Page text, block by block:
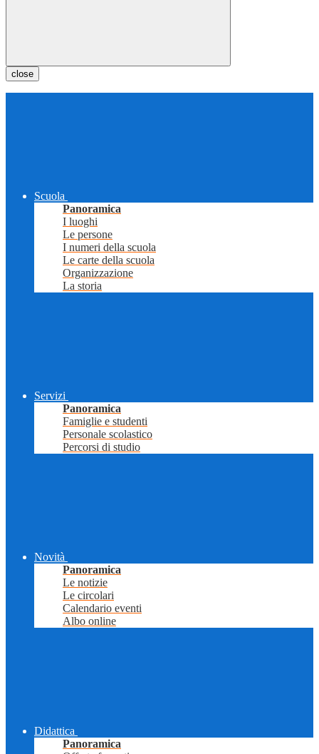
close
Scuola
Panoramica
I luoghi
Le persone
I numeri della scuola
Le carte della scuola
Organizzazione
La storia
Servizi
Panoramica
Famiglie e studenti
Personale scolastico
Percorsi di studio
Novità
Panoramica
Le notizie
Le circolari
Calendario eventi
Albo online
Didattica
Panoramica